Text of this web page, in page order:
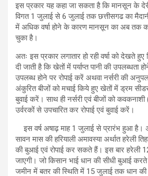
इस प्रकार यह कहा जा सकता है कि मानसून के
विगत 1 जुलाई से 6 जुलाई तक छत्तीसगढ का
में अधिक वर्षा होने के कारण मानसून का अब तक
चुका है।
अतः इस प्रकार लगातार हो रही वर्षा को देखते
दी जाती है कि खेतों में पर्याप्त पानी की उपलब्धता
उपलब्ध होने पर रोपाई करें अथवा नर्सरी की
अंकुरित बीजों को मचाई किये हुए खेतों में ड्रम
बुवाई करें। साथ ही नर्सरी एवं बीजों को कवकनाशी
उर्वरकों से उपचारित कर रोपाई एवं बुवाई करें।
इस वर्ष अषाढ़ माह 1 जुलाई से प्रारंभ हुआ है।
सावन मास की हरियाली अमावस्या अर्थात हरेली
की बुआई एवं रोपाई कर सकते हैं। इस बार हरेली
जाएगी। जो किसान भाई धान की सीधी बुआई करते
जमीन में बतर की स्थिति में 15 जुलाई तक धान